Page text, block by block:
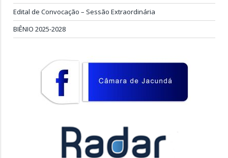
Edital de Convocação – Sessão Extraordinária
BIÊNIO 2025-2028